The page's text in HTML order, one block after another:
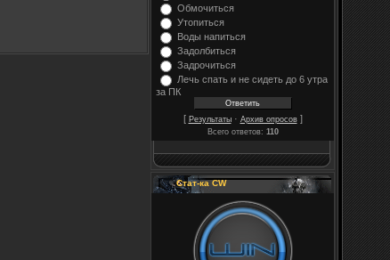
Обмочиться
Утопиться
Воды напиться
Задолбиться
Задрочиться
Лечь спать и не сидеть до 6 утра
за ПК
[ Результаты· Архив опросов]
Всего ответов: 110
Стат-ка CW